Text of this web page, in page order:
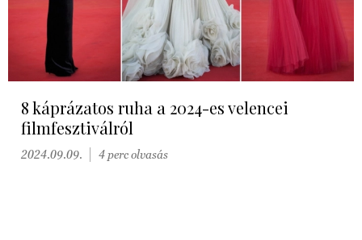
8 káprázatos ruha a 2024-es velencei
filmfesztiválról
2024.09.09. 4 perc olvasás